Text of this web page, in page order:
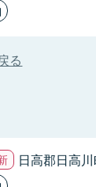
る
日高郡日高